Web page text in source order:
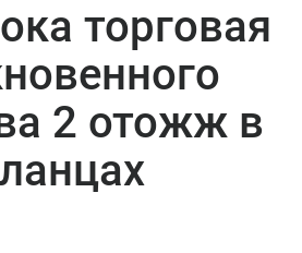
торговая
2 отожж в